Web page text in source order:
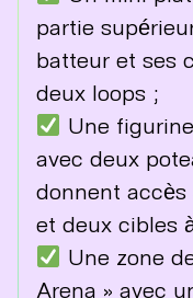
partie
batteur et ses
deux loops ;
Une
avec deux
donnent
et deux cibles
Une zone
Arena » avec